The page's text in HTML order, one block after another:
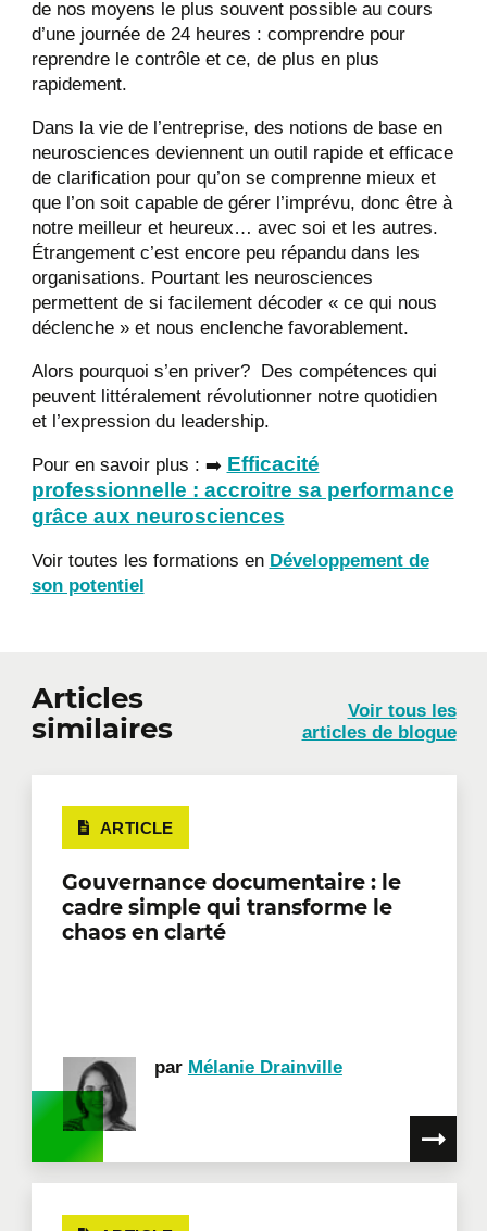
de nos moyens le plus souvent possible au cours
d’une journée de 24 heures : comprendre pour
reprendre le contrôle et ce, de plus en plus
rapidement.
Dans la vie de l’entreprise, des notions de base en
neurosciences deviennent un outil rapide et efficace
de clarification pour qu’on se comprenne mieux et
que l’on soit capable de gérer l’imprévu, donc être à
notre meilleur et heureux… avec soi et les autres.
Étrangement c’est encore peu répandu dans les
organisations. Pourtant les neurosciences
permettent de si facilement décoder « ce qui nous
déclenche » et nous enclenche favorablement.
Alors pourquoi s’en priver? Des compétences qui
peuvent littéralement révolutionner notre quotidien
et l’expression du leadership.
Pour en savoir plus : ➡️ Efficacité
professionnelle : accroitre sa performance
grâce aux neurosciences
Voir toutes les formations en Développement de
son potentiel
Articles
similaires
Voir tous les
articles de blogue
ARTICLE
Gouvernance documentaire : le
cadre simple qui transforme le
chaos en clarté
par Mélanie Drainville